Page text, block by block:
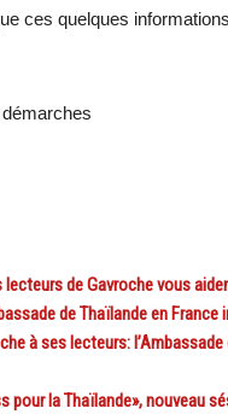
ces quelques
lecteurs de Gavroche vous
de Thaïlande en
à ses lecteurs:
pour la Thaïlande», nouveau